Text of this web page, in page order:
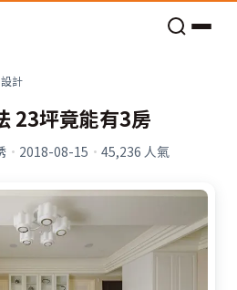
計
23坪竟能有3房
· 2018-08-15 · 45,236 人氣